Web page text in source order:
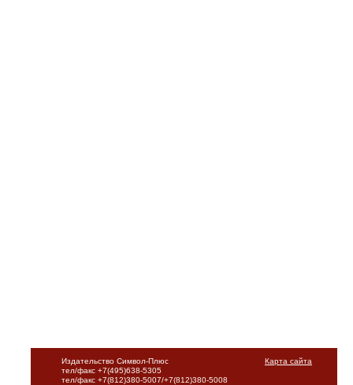
Карта сайта
Издательство Символ-Плюс
тел/факс +7(495)638-5305
тел/факс +7(812)380-5007/+7(812)380-5008